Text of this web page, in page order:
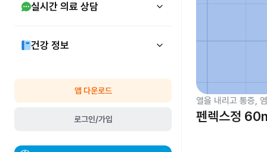
실시간 의료 상담
건강 정보
앱 다운로드
로그인/가입
열을 내리고 통증,
펜렉스정